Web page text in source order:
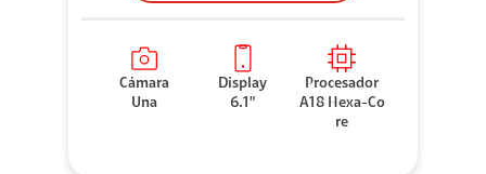
Cámara
Una
Display
6.1"
Procesador
A18 Hexa-Co
re